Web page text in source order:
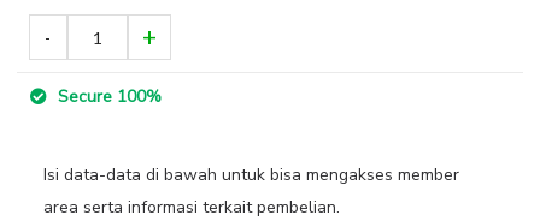
Secure 100%
Isi data-data di bawah untuk bisa mengakses member
area serta informasi terkait pembelian.